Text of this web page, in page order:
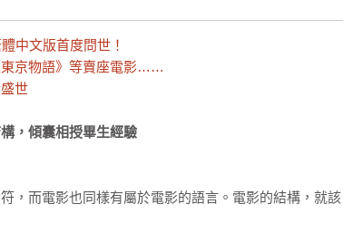
中文版首度問世！
東京物語》等賣座電影……
世
，傾囊相授畢生經驗
，而電影也同樣有屬於電影的語言。電影的結構，就該